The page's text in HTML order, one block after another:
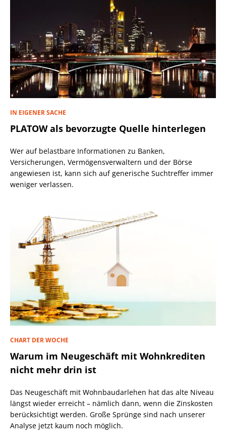
IN EIGENER SACHE
PLATOW als bevorzugte Quelle hinterlegen
Wer auf belastbare Informationen zu Banken,
Versicherungen, Vermögensverwaltern und der Börse
angewiesen ist, kann sich auf generische Suchtreffer immer
weniger verlassen.
CHART DER WOCHE
Warum im Neugeschäft mit Wohnkrediten
nicht mehr drin ist
Das Neugeschäft mit Wohnbaudarlehen hat das alte Niveau
längst wieder erreicht – nämlich dann, wenn die Zinskosten
berücksichtigt werden. Große Sprünge sind nach unserer
Analyse jetzt kaum noch möglich.